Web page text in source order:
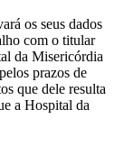
os seus dados
com o titular
da Misericórdia
prazos de
que dele resulta
a Hospital da